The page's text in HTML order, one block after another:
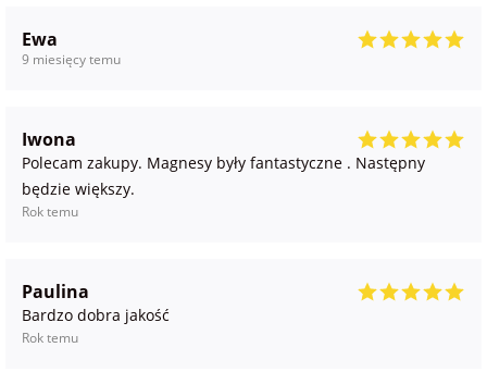
Ewa
9 miesięcy temu
Iwona
Polecam zakupy. Magnesy były fantastyczne . Następny
będzie większy.
Rok temu
Paulina
Bardzo dobra jakość
Rok temu